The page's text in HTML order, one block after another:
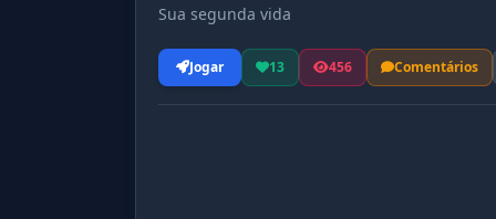
Sua segunda vida
Jogar 13 456 Comentários